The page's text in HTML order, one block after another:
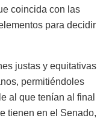
coincida con las
para decidir
justas y equitativas
permitiéndoles
al que tenían al final
tienen en el Senado,